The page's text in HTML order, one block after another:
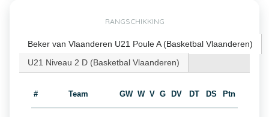
RANGSCHIKKING
Beker van Vlaanderen U21 Poule A (Basketbal Vlaanderen)
U21 Niveau 2 D (Basketbal Vlaanderen)
# Team GW W V G DV DT DS Ptn